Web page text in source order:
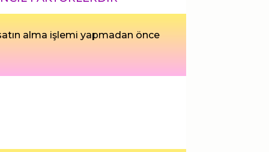
alma işlemi yapmadan önce